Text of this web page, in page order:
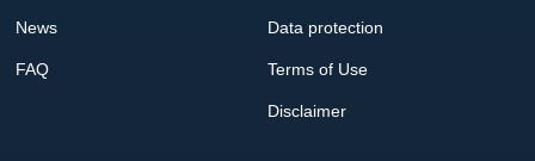
News
FAQ
Data protection
Terms of Use
Disclaimer